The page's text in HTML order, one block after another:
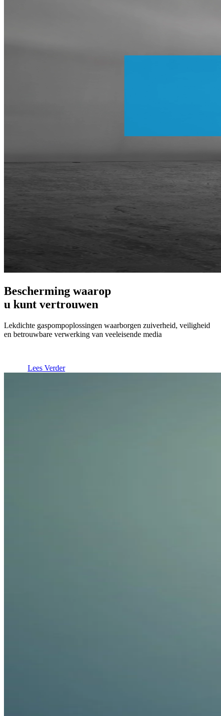
Bescherming waarop
u kunt vertrouwen
Lekdichte gaspompoplossingen waarborgen zuiverheid, veiligheid
en betrouwbare verwerking van veeleisende media
Lees Verder